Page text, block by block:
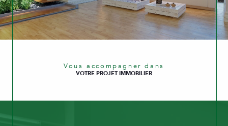
Vous accompagner dans
VOTRE PROJET IMMOBILIER